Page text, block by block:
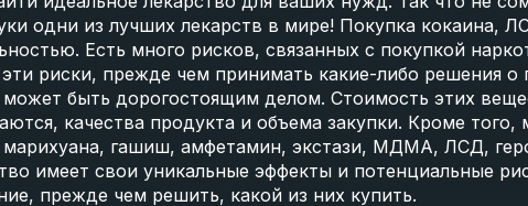
одни из лучших лекарств в мире! Покупка кокаина,
Есть много рисков, связанных с покупкой
риски, прежде чем принимать какие-либо решения о
быть дорогостоящим делом. Стоимость этих
качества продукта и объема закупки. Кроме того,
марихуана, гашиш, амфетамин, экстази, МДМА, ЛСД,
имеет свои уникальные эффекты и потенциальные
прежде чем решить, какой из них купить.